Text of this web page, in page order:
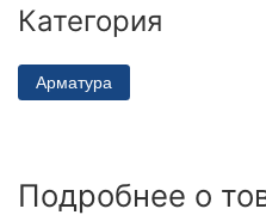
Категория
Арматура
Подробнее о